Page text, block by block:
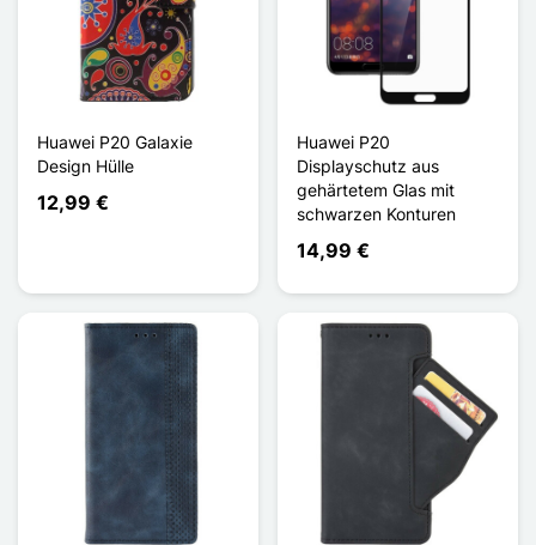
Huawei P20 Galaxie
Design Hülle
12,99 €
Huawei P20
Displayschutz aus
gehärtetem Glas mit
schwarzen Konturen
14,99 €